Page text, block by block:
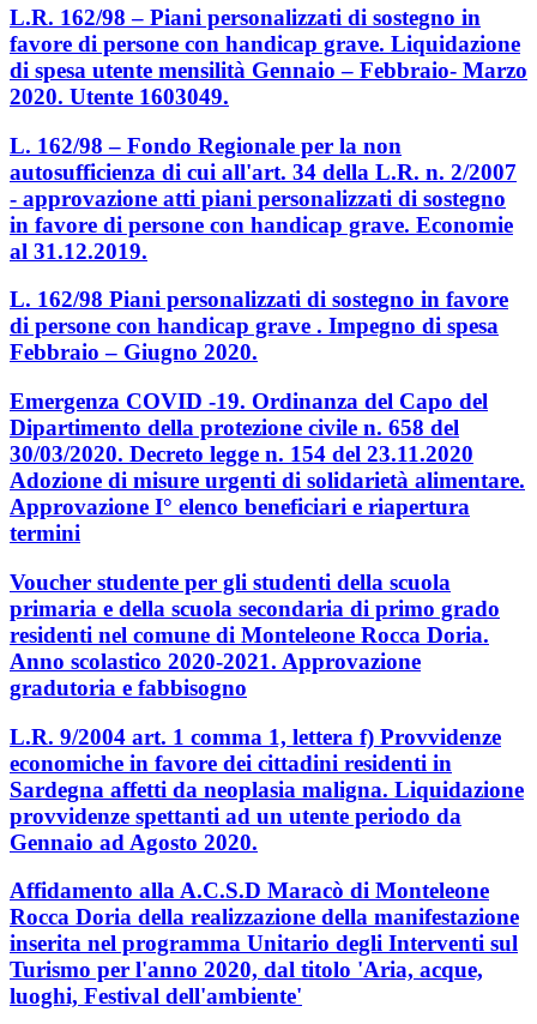
L.R. 162/98 – Piani personalizzati di sostegno in
favore di persone con handicap grave. Liquidazione
di spesa utente mensilità Gennaio – Febbraio- Marzo
2020. Utente 1603049.
L. 162/98 – Fondo Regionale per la non
autosufficienza di cui all'art. 34 della L.R. n. 2/2007
- approvazione atti piani personalizzati di sostegno
in favore di persone con handicap grave. Economie
al 31.12.2019.
L. 162/98 Piani personalizzati di sostegno in favore
di persone con handicap grave . Impegno di spesa
Febbraio – Giugno 2020.
Emergenza COVID -19. Ordinanza del Capo del
Dipartimento della protezione civile n. 658 del
30/03/2020. Decreto legge n. 154 del 23.11.2020
Adozione di misure urgenti di solidarietà alimentare.
Approvazione I° elenco beneficiari e riapertura
termini
Voucher studente per gli studenti della scuola
primaria e della scuola secondaria di primo grado
residenti nel comune di Monteleone Rocca Doria.
Anno scolastico 2020-2021. Approvazione
gradutoria e fabbisogno
L.R. 9/2004 art. 1 comma 1, lettera f) Provvidenze
economiche in favore dei cittadini residenti in
Sardegna affetti da neoplasia maligna. Liquidazione
provvidenze spettanti ad un utente periodo da
Gennaio ad Agosto 2020.
Affidamento alla A.C.S.D Maracò di Monteleone
Rocca Doria della realizzazione della manifestazione
inserita nel programma Unitario degli Interventi sul
Turismo per l'anno 2020, dal titolo 'Aria, acque,
luoghi, Festival dell'ambiente'